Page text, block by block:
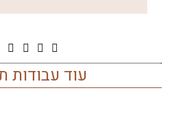
עוד עבודות